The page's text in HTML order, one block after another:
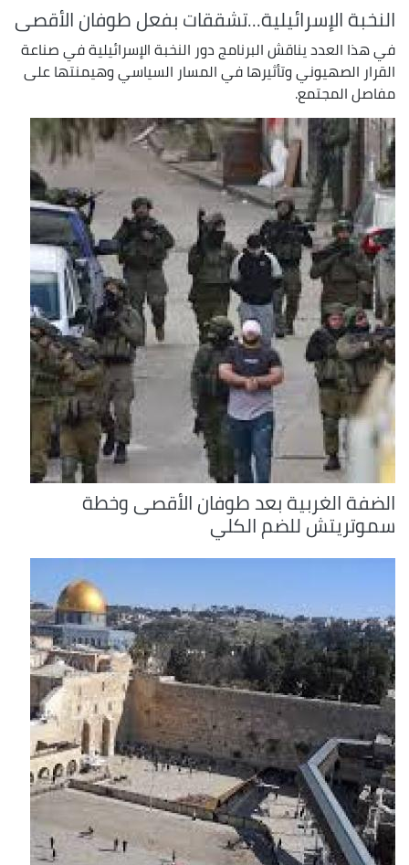
النخبة الإسرائيلية...تشققات بفعل طوفان الأقصى
في هذا العدد يناقش البرنامج دور النخبة الإسرائيلية في صناعة
القرار الصهيوني وتأثيرها في المسار السياسي وهيمنتها على
مفاصل المجتمع.
الضفة الغربية بعد طوفان الأقصى وخطة
سموتريتش للضم الكلي